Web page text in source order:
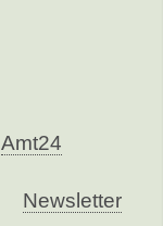
Amt24
Newsletter